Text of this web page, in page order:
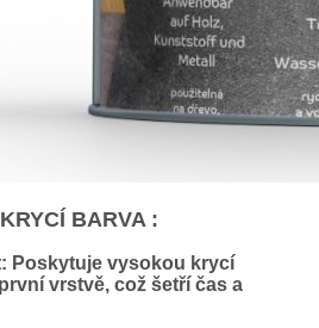
BARVA :
: Poskytuje vysokou krycí
vrstvě, což šetří čas a